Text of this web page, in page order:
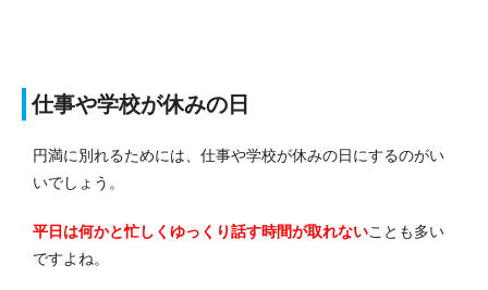
仕事や学校が休みの日
円満に別れるためには、仕事や学校が休みの日にするのがい
いでしょう。
平日は何かと忙しくゆっくり話す時間が取れないことも多い
ですよね。